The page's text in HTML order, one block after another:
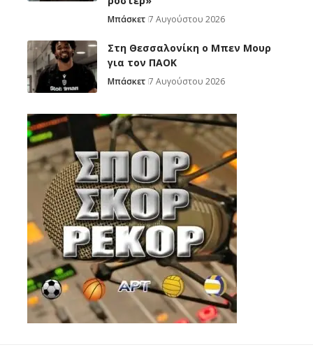
Μπάσκετ 7 Αυγούστου 2026
Στη Θεσσαλονίκη ο Μπεν Μουρ
για τον ΠΑΟΚ
Μπάσκετ 7 Αυγούστου 2026